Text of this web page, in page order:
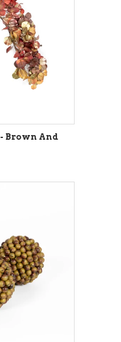
Brown And